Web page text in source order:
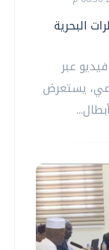
البحرية
عبر
يستعرض